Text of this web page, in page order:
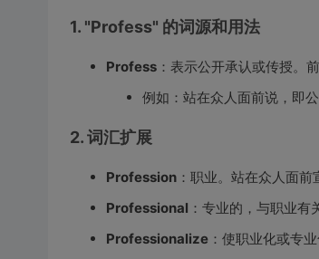
1. "Profess" 的词源和用法
Profess：表示公开承认或传授。
例如：站在众人面前说，即公
2. 词汇扩展
Profession：职业。站在众人面前
Professional ：专业的，与职业有
Professionalize：使职业化或专业